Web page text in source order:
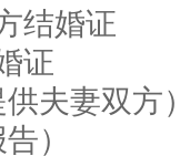
结婚证
证
供夫妻双
）